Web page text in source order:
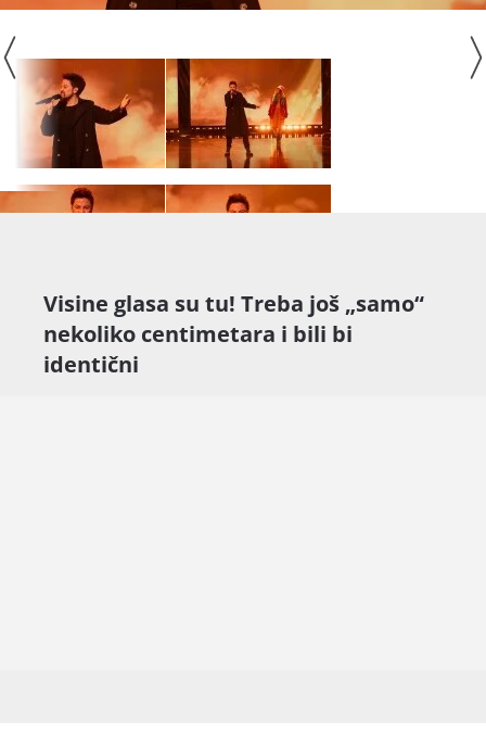
Visine glasa su tu! Treba još „samo“
nekoliko centimetara i bili bi
identični